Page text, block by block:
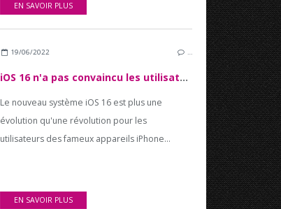
EN SAVOIR PLUS
19/06/2022 …
iOS 16 n'a pas convaincu les utilisateurs Android de changer pour un iPhone
Le nouveau système iOS 16 est plus une
évolution qu'une révolution pour les
utilisateurs des fameux appareils iPhone...
EN SAVOIR PLUS